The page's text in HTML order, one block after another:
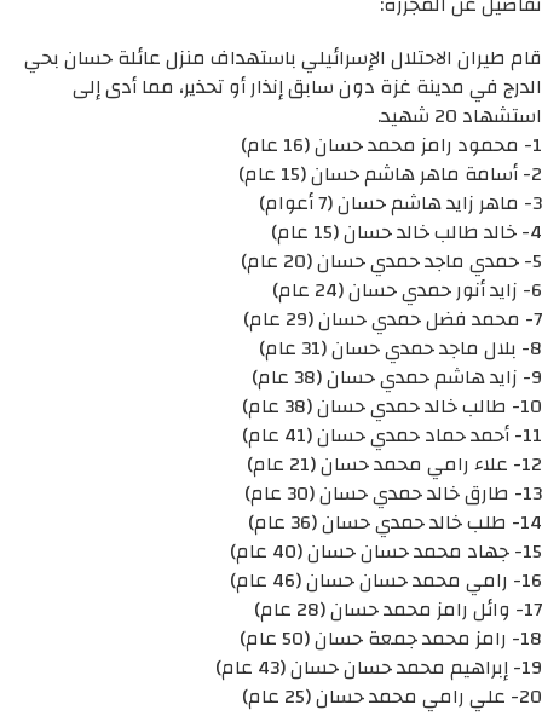
قام طيران الاحتلال الإسرائيلي باستهداف منزل عائلة حسان بحي
الدرج في مدينة غزة دون سابق إنذار أو تحذير، مما أدى إلى
استشهاد 20 شهيد.
1- محمود رامز محمد حسان (16 عام)
2- أسامة ماهر هاشم حسان (15 عام)
3- ماهر زايد هاشم حسان (7 أعوام)
4- خالد طالب خالد حسان (15 عام)
5- حمدي ماجد حمدي حسان (20 عام)
6- زايد أنور حمدي حسان (24 عام)
7- محمد فضل حمدي حسان (29 عام)
8- بلال ماجد حمدي حسان (31 عام)
9- زايد هاشم حمدي حسان (38 عام)
10- طالب خالد حمدي حسان (38 عام)
11- أحمد حماد حمدي حسان (41 عام)
12- علاء رامي محمد حسان (21 عام)
13- طارق خالد حمدي حسان (30 عام)
14- طلب خالد حمدي حسان (36 عام)
15- جهاد محمد حسان حسان (40 عام)
16- رامي محمد حسان حسان (46 عام)
17- وائل رامز محمد حسان (28 عام)
18- رامز محمد جمعة حسان (50 عام)
19- إبراهيم محمد حسان حسان (43 عام)
20- علي رامي محمد حسان (25 عام)